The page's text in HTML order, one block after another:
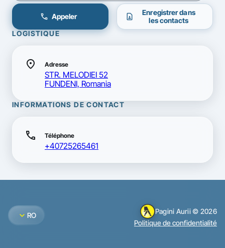
call Appeler contact_page
Enregistrer dans
les contacts
LOGISTIQUE
location_on Adresse
STR. MELODIEI 52
FUNDENI, Romania
INFORMATIONS DE CONTACT
call Téléphone
+40725265461
expand_more RO
Pagini Aurii © 2026
Politique de confidentialité